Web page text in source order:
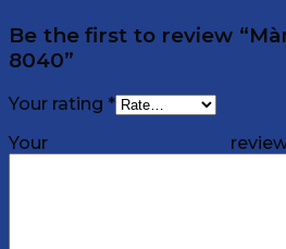
Be the first to review
8040”
Your rating *
Your